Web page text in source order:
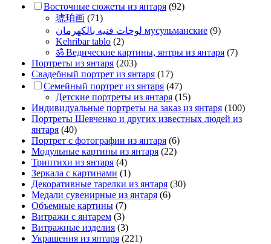
Восточные сюжеты из янтаря (92)
琥珀画 (71)
لوحات فنيه بالكهرمان мусульманские (9)
Kehribar tablo (2)
ॐ Ведические картины, янтры из янтаря (7)
Портреты из янтаря (203)
Свадебный портрет из янтаря (17)
Семейный портрет из янтаря (47)
Детские портреты из янтаря (15)
Индивидуальные портреты на заказ из янтаря (100)
Портреты Шевченко и других известных людей из
янтаря (40)
Портрет c фотографии из янтаря (6)
Модульные картины из янтаря (22)
Триптихи из янтаря (4)
Зеркала с картинами (1)
Декоративные тарелки из янтаря (30)
Медали сувенирные из янтаря (6)
Объемные картины (7)
Витражи с янтарем (3)
Витражные изделия (3)
Украшения из янтаря (221)